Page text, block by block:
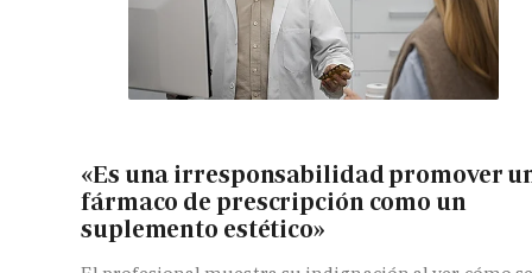
«Es una irresponsabilidad promover
fármaco de prescripción como un
suplemento estético»